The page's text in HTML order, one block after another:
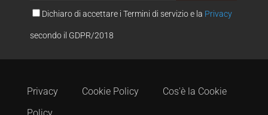
Dichiaro di accettare i Termini di servizio e la Privacy
secondo il GDPR/2018
Privacy Cookie Policy
Cos'è la Cookie